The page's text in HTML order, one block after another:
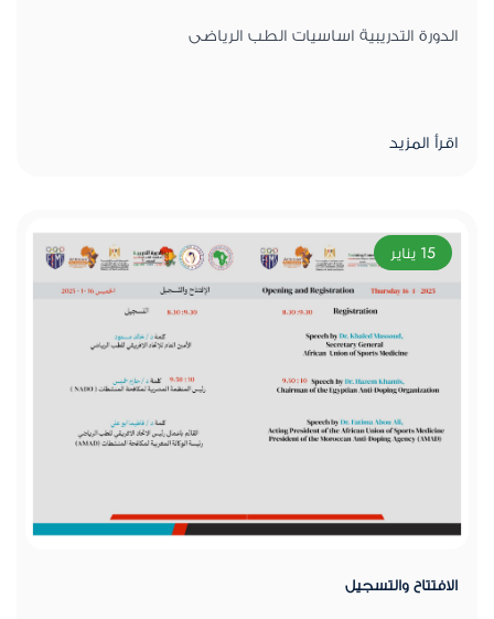
الدورة التدريبية اساسيات الطب الرياضى
اقرأ المزيد
15 يناير
الافتتاح والتسجيل